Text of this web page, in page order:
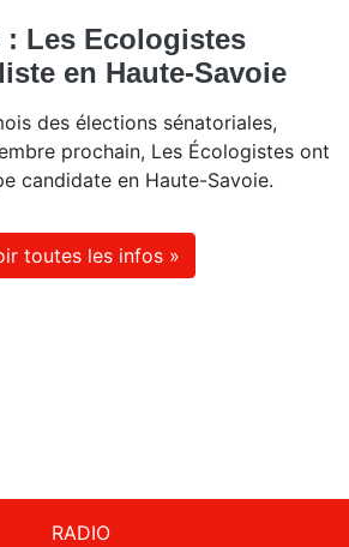
: Les Ecologistes
en Haute-Savoie
des élections sénatoriales,
prochain, Les Écologistes ont
candidate en Haute-Savoie.
toutes les infos »
RADIO